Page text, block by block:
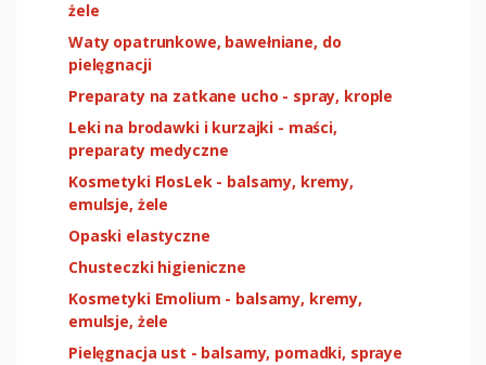
żele
Waty opatrunkowe, bawełniane, do
pielęgnacji
Preparaty na zatkane ucho - spray, krople
Leki na brodawki i kurzajki - maści,
preparaty medyczne
Kosmetyki FlosLek - balsamy, kremy,
emulsje, żele
Opaski elastyczne
Chusteczki higieniczne
Kosmetyki Emolium - balsamy, kremy,
emulsje, żele
Pielęgnacja ust - balsamy, pomadki, spraye